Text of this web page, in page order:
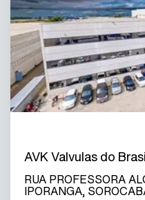
AVK Valvulas do
RUA PROFESSORA
IPORANGA,